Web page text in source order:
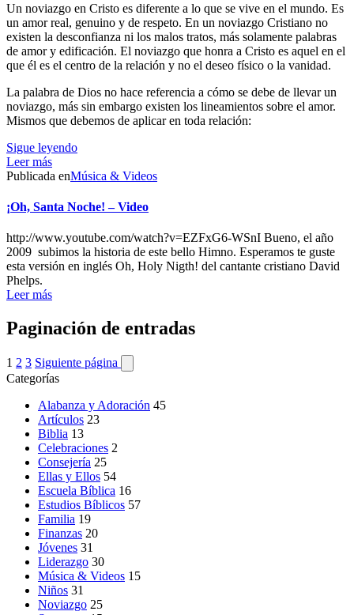
Un noviazgo en Cristo es diferente a lo que se vive en el mundo. Es
un amor real, genuino y de respeto. En un noviazgo Cristiano no
existen la desconfianza ni los malos tratos, más solamente palabras
de amor y edificación. El noviazgo que honra a Cristo es aquel en el
que él es el centro de la relación y no el deseo físico o la vanidad.
La palabra de Dios no hace referencia a cómo se debe de llevar un
noviazgo, más sin embargo existen los lineamientos sobre el amor.
Mismos que debemos de aplicar en toda relación:
Sigue leyendo
Leer más
Publicada enMúsica & Videos
¡Oh, Santa Noche! – Video
http://www.youtube.com/watch?v=EZFxG6-WSnI Bueno, el año
2009 subimos la historia de este bello Himno. Esperamos te guste
esta versión en inglés Oh, Holy Nigth! del cantante cristiano David
Phelps.
Leer más
Paginación de entradas
1 2 3 Siguiente página
Categorías
Alabanza y Adoración 45
Artículos 23
Biblia 13
Celebraciones 2
Consejería 25
Ellas y Ellos 54
Escuela Bíblica 16
Estudios Bíblicos 57
Familia 19
Finanzas 20
Jóvenes 31
Liderazgo 30
Música & Videos 15
Niños 31
Noviazgo 25